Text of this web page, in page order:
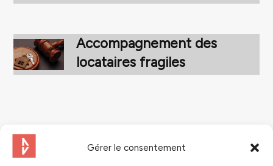
Gérer le consentement
Accompagnement des
locataires fragiles